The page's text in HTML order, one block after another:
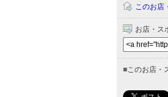
このお店
お店・ス
■このお店・